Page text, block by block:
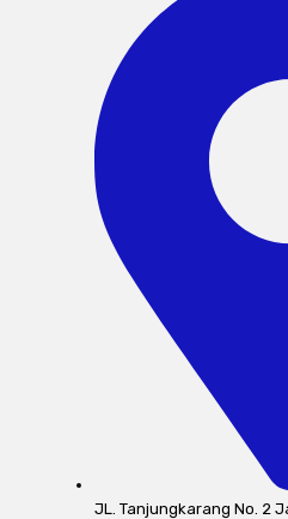
JL. Tanjungkarang No. 2